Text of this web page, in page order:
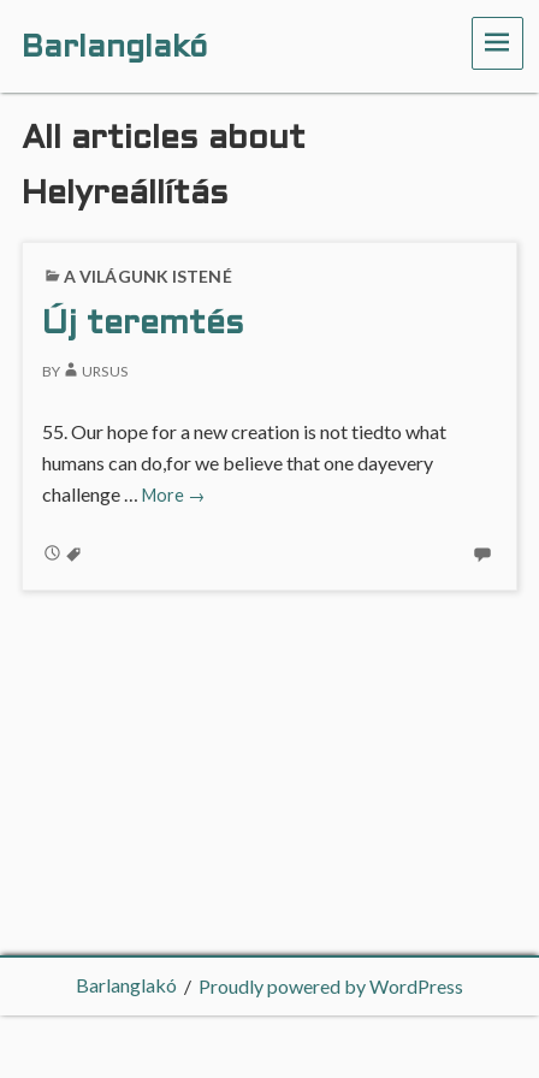
Barlanglakó
All articles about
Helyreállítás
A VILÁGUNK ISTENÉ
Új teremtés
BY URSUS
55. Our hope for a new creation is not tiedto what
humans can do,for we believe that one dayevery
challenge … More
Új
→
Barlanglakó Proudly powered by WordPress